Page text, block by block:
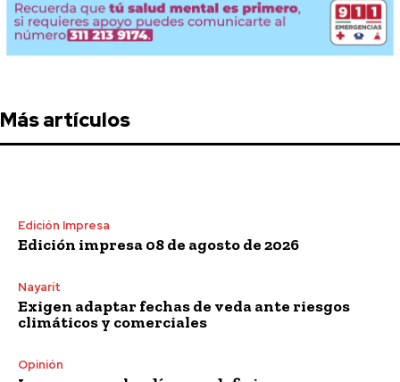
Más artículos
Edición Impresa
Edición impresa 08 de agosto de 2026
Nayarit
Exigen adaptar fechas de veda ante riesgos
climáticos y comerciales
Opinión